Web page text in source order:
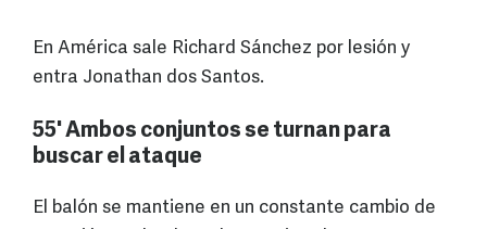
En América sale Richard Sánchez por lesión y
entra Jonathan dos Santos.
55' Ambos conjuntos se turnan para
buscar el ataque
El balón se mantiene en un constante cambio de